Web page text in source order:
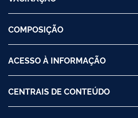
COMPOSIÇÃO
ACESSO À INFORMAÇÃO
CENTRAIS DE CONTEÚDO